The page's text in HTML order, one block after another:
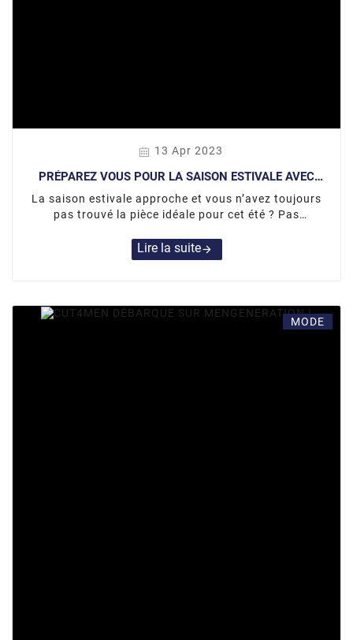
13 Apr 2023
PRÉPAREZ VOUS POUR LA SAISON ESTIVALE AVEC
La saison estivale approche et vous n’avez toujours
pas trouvé la pièce idéale pour cet été ? Pas
vous sur les dernières nouveautés et les articles
phares de marques tel qu’Addicted, Wojoer,
Lire la suitearrow_forward
MODE